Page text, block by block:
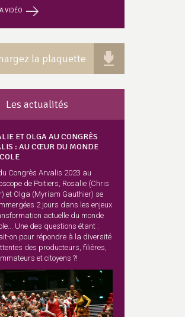
VIDÉO
la plaquette
Les actualités
ET OLGA AU CONGRÈS
: AU CŒUR DU MONDE
Congrès Arvalis 2023 au
de Poitiers, Rosalie (Chris
et Olga (Myriam Gauthier) se
2 jours dans les enjeux
actuelle du monde
Une des questions étant :
on pour répondre à la diversité
des producteurs, filières,
et citoyens ?!